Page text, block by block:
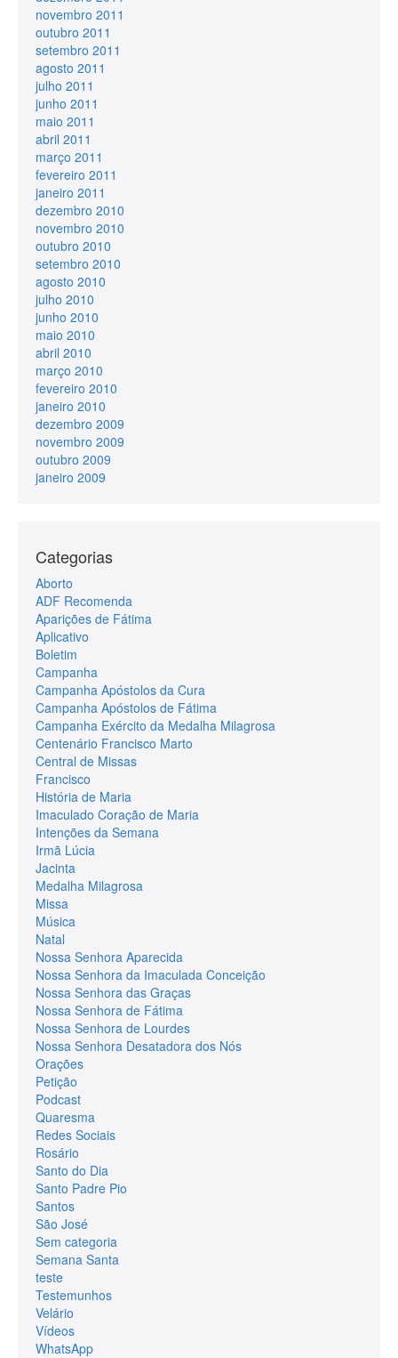
novembro 2011
outubro 2011
setembro 2011
agosto 2011
julho 2011
junho 2011
maio 2011
abril 2011
março 2011
fevereiro 2011
janeiro 2011
dezembro 2010
novembro 2010
outubro 2010
setembro 2010
agosto 2010
julho 2010
junho 2010
maio 2010
abril 2010
março 2010
fevereiro 2010
janeiro 2010
dezembro 2009
novembro 2009
outubro 2009
janeiro 2009
Categorias
Aborto
ADF Recomenda
Aparições de Fátima
Aplicativo
Boletim
Campanha
Campanha Apóstolos da Cura
Campanha Apóstolos de Fátima
Campanha Exército da Medalha Milagrosa
Centenário Francisco Marto
Central de Missas
Francisco
História de Maria
Imaculado Coração de Maria
Intenções da Semana
Irmã Lúcia
Jacinta
Medalha Milagrosa
Missa
Música
Natal
Nossa Senhora Aparecida
Nossa Senhora da Imaculada Conceição
Nossa Senhora das Graças
Nossa Senhora de Fátima
Nossa Senhora de Lourdes
Nossa Senhora Desatadora dos Nós
Orações
Petição
Podcast
Quaresma
Redes Sociais
Rosário
Santo do Dia
Santo Padre Pio
Santos
São José
Sem categoria
Semana Santa
teste
Testemunhos
Velário
Vídeos
WhatsApp